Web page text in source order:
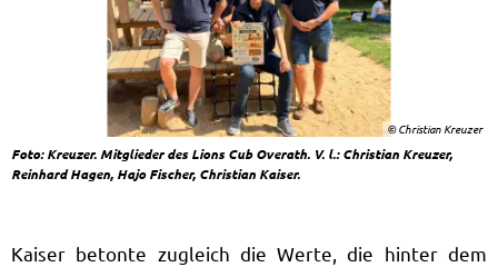
© Christian Kreuzer
Foto: Kreuzer. Mitglieder des Lions Cub Overath. V. l.: Christian Kreuzer,
Reinhard Hagen, Hajo Fischer, Christian Kaiser.
Kaiser betonte zugleich die Werte, die hinter dem